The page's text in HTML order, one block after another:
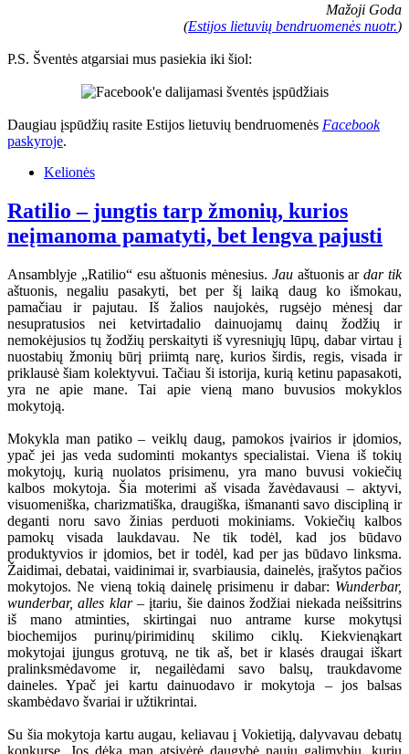
Mažoji Goda
(Estijos lietuvių bendruomenės nuotr.)
P.S. Šventės atgarsiai mus pasiekia iki šiol:
Daugiau įspūdžių rasite Estijos lietuvių bendruomenės Facebook
paskyroje.
Kelionės
Ratilio – jungtis tarp žmonių, kurios
neįmanoma pamatyti, bet lengva pajusti
Ansamblyje „Ratilio“ esu aštuonis mėnesius. Jauaštuonis ardar tik
aštuonis, negaliu pasakyti, bet per šį laiką daug ko išmokau,
pamačiau ir pajutau. Iš žalios naujokės, rugsėjo mėnesį dar
nesupratusios nei ketvirtadalio dainuojamų dainų žodžių ir
nemokėjusios tų žodžių perskaityti iš vyresniųjų lūpų, dabar virtau į
nuostabių žmonių būrį priimtą narę, kurios širdis, regis, visada ir
priklausė šiam kolektyvui. Tačiau ši istorija, kurią ketinu papasakoti,
yra ne apie mane. Tai apie vieną mano buvusios mokyklos
mokytoją.
Mokykla man patiko – veiklų daug, pamokos įvairios ir įdomios,
ypač jei jas veda sudominti mokantys specialistai. Viena iš tokių
mokytojų, kurią nuolatos prisimenu, yra mano buvusi vokiečių
kalbos mokytoja. Šia moterimi aš visada žavėdavausi – aktyvi,
visuomeniška, charizmatiška, draugiška, išmananti savo discipliną ir
deganti noru savo žinias perduoti mokiniams. Vokiečių kalbos
pamokų visada laukdavau. Ne tik todėl, kad jos būdavo
produktyvios ir įdomios, bet ir todėl, kad per jas būdavo linksma.
Žaidimai, debatai, vaidinimai ir, svarbiausia, dainelės, įrašytos pačios
mokytojos. Ne vieną tokią dainelę prisimenu ir dabar: Wunderbar,
wunderbar, alles klar– įtariu, šie dainos žodžiai niekada neišsitrins
iš mano atminties, skirtingai nuo antrame kurse mokytųsi
biochemijos purinų/pirimidinų skilimo ciklų. Kiekvienąkart
mokytojai įjungus grotuvą, ne tik aš, bet ir klasės draugai iškart
pralinksmėdavome ir, negailėdami savo balsų, traukdavome
daineles. Ypač jei kartu dainuodavo ir mokytoja – jos balsas
skambėdavo švariai ir užtikrintai.
Su šia mokytoja kartu augau, keliavau į Vokietiją, dalyvavau debatų
konkurse. Jos dėka man atsivėrė daugybė naujų galimybių, kurių